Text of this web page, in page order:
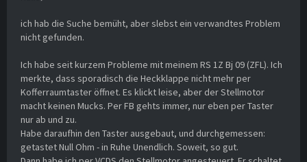
ich hab die Suche bemüht, aber slebst ein verwandtes Problem
nicht gefunden.
Ich habe seit kurzem Probleme mit meinem RS 1Z Bj 09 (ZFL). Ich
merkte, dass sporadisch die Heckklappe nicht mehr per
Kofferraumtaster öffnet. Es klickt leise, aber der Stellmotor
macht keinen Mucks. Per FB gehts immer, nur eben per Taster
nur ab und zu.
Habe daraufhin den Taster ausgebaut, und durchgemessen:
getastet Null Ohm - in Ruhe Unendlich. Soweit, so gut.